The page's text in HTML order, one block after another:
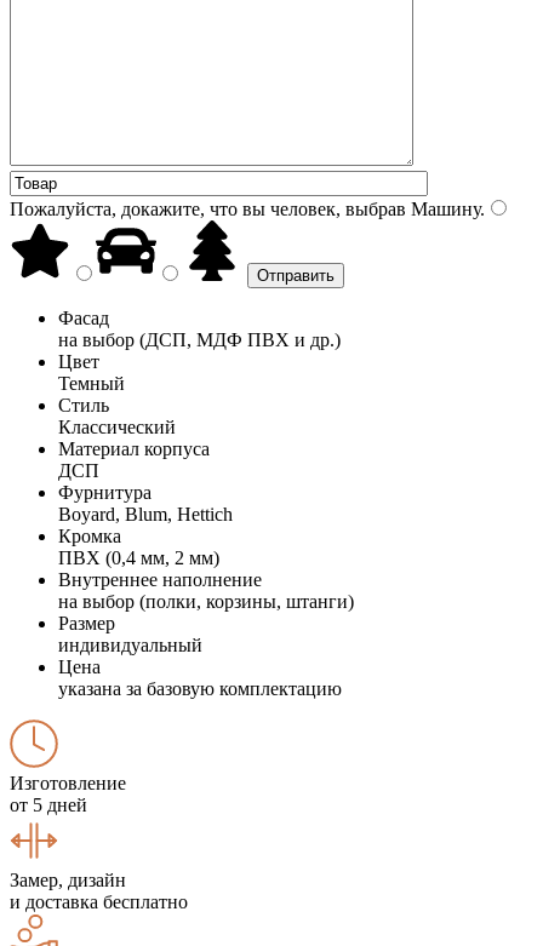
Пожалуйста, докажите, что вы человек, выбрав Машину.
Фасад
на выбор (ДСП, МДФ ПВХ и др.)
Цвет
Темный
Стиль
Классический
Материал корпуса
ДСП
Фурнитура
Boyard, Blum, Hettich
Кромка
ПВХ (0,4 мм, 2 мм)
Внутреннее наполнение
на выбор (полки, корзины, штанги)
Размер
индивидуальный
Цена
указана за базовую комплектацию
Изготовление
от 5 дней
Замер, дизайн
и доставка бесплатно